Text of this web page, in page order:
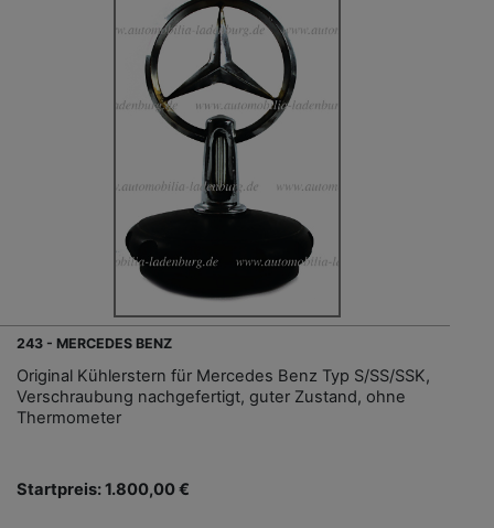
243 - MERCEDES BENZ
Original Kühlerstern für Mercedes Benz Typ S/SS/SSK,
Verschraubung nachgefertigt, guter Zustand, ohne
Thermometer
Startpreis: 1.800,00 €